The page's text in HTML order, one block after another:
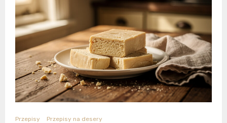
Przepisy Przepisy na desery